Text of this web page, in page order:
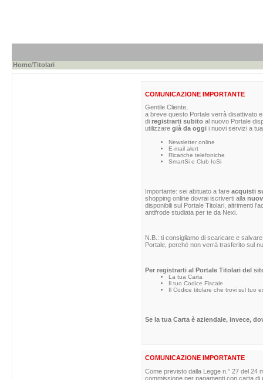
Home/Titolari
COMUNICAZIONE IMPORTANTE
Gentile Cliente,
a breve questo Portale verrà disattivato
diregistrarti subitoal nuovo Portale
utilizzare già da oggii nuovi servizi a
Newsletter online
E-mail alert
Ricariche telefoniche
SmartSi e Club IoSi
Importante: sei abituato a fare acquisti
shopping online dovrai iscriverti alla
disponibili sul Portale Titolari, altrimenti
antifrode studiata per te da Nexi.
N.B.: ti consigliamo di scaricare e
Portale, perché non verrà trasferito sul
Per registrarti al Portale Titolari del
La tua Carta
Il tuo Codice Fiscale
Il Codice titolare che trovi sul tuo
Se la tua Carta è aziendale, invece,
COMUNICAZIONE IMPORTANTE
Come previsto dalla Legge n.° 27 del 24
commissione per pagamenti con carta